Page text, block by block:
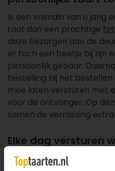
Is een vriendin van u jarig
Laat dan een prachtige
deze bezorgen aan de
er toch een beetje bij zijn
persoonlijk gebaar.
bestelling bij het
mee laten versturen met
voor de ontvanger. Op
samen de verrassing
Elke dag versturen
taarten